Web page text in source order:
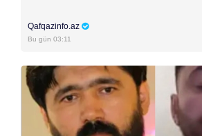
Qafqazinfo.az
Bu gün 03:11